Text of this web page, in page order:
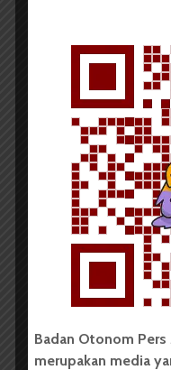
Kemudian kubuka
Pandanganku
pegunungan
Terlihat hamparan
Mungkinkah tanah ini
Badan Otonom Pers
merupakan media